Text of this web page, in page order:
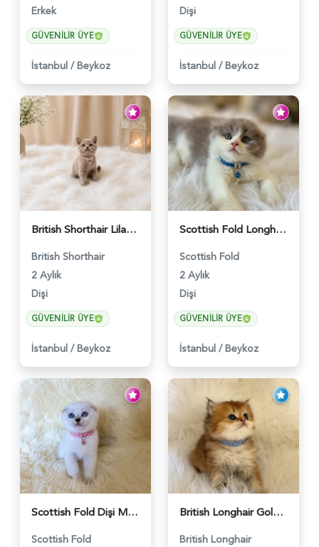
Erkek
GÜVENILIR ÜYE
İstanbul / Beykoz
Dişi
GÜVENILIR ÜYE
İstanbul / Beykoz
British Shorthair Lilac Renk Dişi Yavrumuz - 4646
British Shorthair
2 Aylık
Dişi
GÜVENILIR ÜYE
İstanbul / Beykoz
Scottish Fold Longhair Lilac Bi Color 2 Aylık - 5908
Scottish Fold
2 Aylık
Dişi
GÜVENILIR ÜYE
İstanbul / Beykoz
Scottish Fold Dişi Mükemmel Yavrumuz - 5909
Scottish Fold
British Longhair Golden Erkek Yavrumuz - 5910
British Longhair